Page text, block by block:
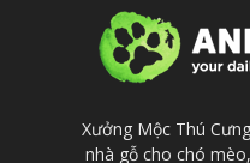
Xưởng Mộc Thú
nhà gỗ cho chó